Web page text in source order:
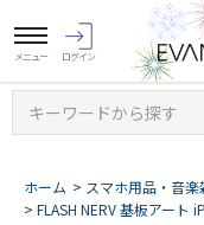
キーワードから探す
ホーム > スマホ用品・音
> FLASH NERV 基板アート